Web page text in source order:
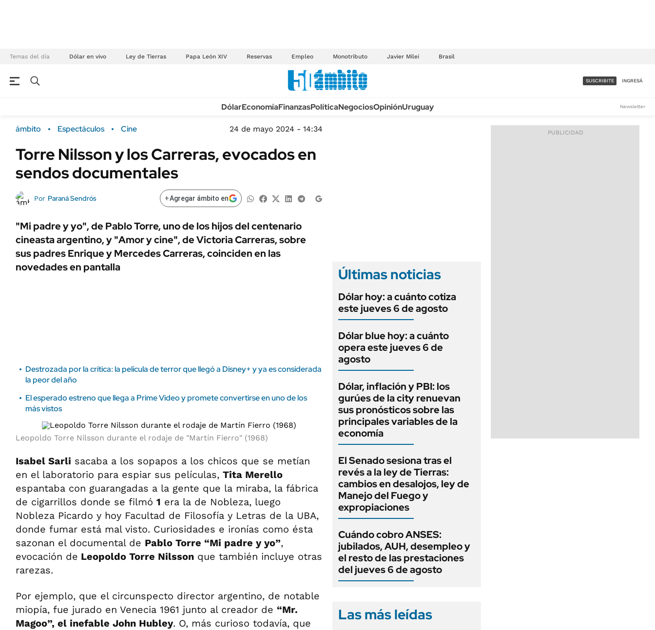
Temas del día Dólar en vivo Ley de Tierras Papa León XIV Reservas Empleo Monotributo Javier Milei Brasil
Campo
FINANZAS
Mercados
ÁMBITO DEBATE
MEDIAKIT AMBITO DEBATE
Sustentabilidad
POLÍTICA
Municipios
URUGUAY
TECNOLOGÍA
MÉXICO
MUNDO
LIFESTYLE
AUTOS
ACCESO FULL - $1.800/MES
SUSCRIBITE INGRESÁ
DólarEconomíaFinanzasPolíticaNegociosOpiniónUruguay Newsletter
ámbito Espectáculos Cine 24 de mayo 2024 - 14:34
Torre Nilsson y los Carreras, evocados en
sendos documentales
Por Paraná Sendrós +Agregar ámbito en
"Mi padre y yo", de Pablo Torre, uno de los hijos del centenario
cineasta argentino, y "Amor y cine", de Victoria Carreras, sobre
sus padres Enrique y Mercedes Carreras, coinciden en las
novedades en pantalla
Destrozada por la crítica: la película de terror que llegó a Disney+ y ya es considerada
la peor del año
El esperado estreno que llega a Prime Video y promete convertirse en uno de los
más vistos
Leopoldo Torre Nilsson durante el rodaje de "Martín Fierro" (1968)
Isabel Sarli sacaba a los sopapos a los chicos que se metían
en el laboratorio para espiar sus películas, Tita Merello
espantaba con guarangadas a la gente que la miraba, la fábrica
de cigarrillos donde se filmó 1 era la de Nobleza, luego
Nobleza Picardo y hoy Facultad de Filosofía y Letras de la UBA,
donde fumar está mal visto. Curiosidades e ironías como ésta
sazonan el documental de Pablo Torre “Mi padre y yo”,
evocación de Leopoldo Torre Nilsson que también incluye otras
rarezas.
Por ejemplo, que el circunspecto director argentino, de notable
miopía, fue jurado en Venecia 1961 junto al creador de “Mr.
Magoo”, el inefable John Hubley. O, más curioso todavía, que
Últimas noticias
Dólar hoy: a cuánto cotiza
este jueves 6 de agosto
Dólar blue hoy: a cuánto
opera este jueves 6 de
agosto
Dólar, inflación y PBI: los
gurúes de la city renuevan
sus pronósticos sobre las
principales variables de la
economía
El Senado sesiona tras el
revés a la ley de Tierras:
cambios en desalojos, ley de
Manejo del Fuego y
expropiaciones
Cuándo cobro ANSES:
jubilados, AUH, desempleo y
el resto de las prestaciones
del jueves 6 de agosto
Las más leídas